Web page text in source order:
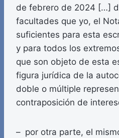
de febrero de 2024 […]
facultades que yo, el
suficientes para esta
y para todos los
que son objeto de esta
figura jurídica de la
doble o múltiple
contraposición de
– por otra parte, el